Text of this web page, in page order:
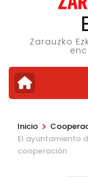
Zarauzko
Inicio >
El ayuntamiento
cooperación